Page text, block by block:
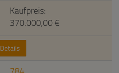
Kaufpreis:
370.000,00 €
Details